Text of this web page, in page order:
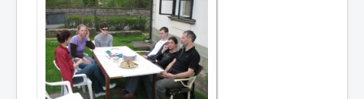
Gemeinden
Links
Nachrichten